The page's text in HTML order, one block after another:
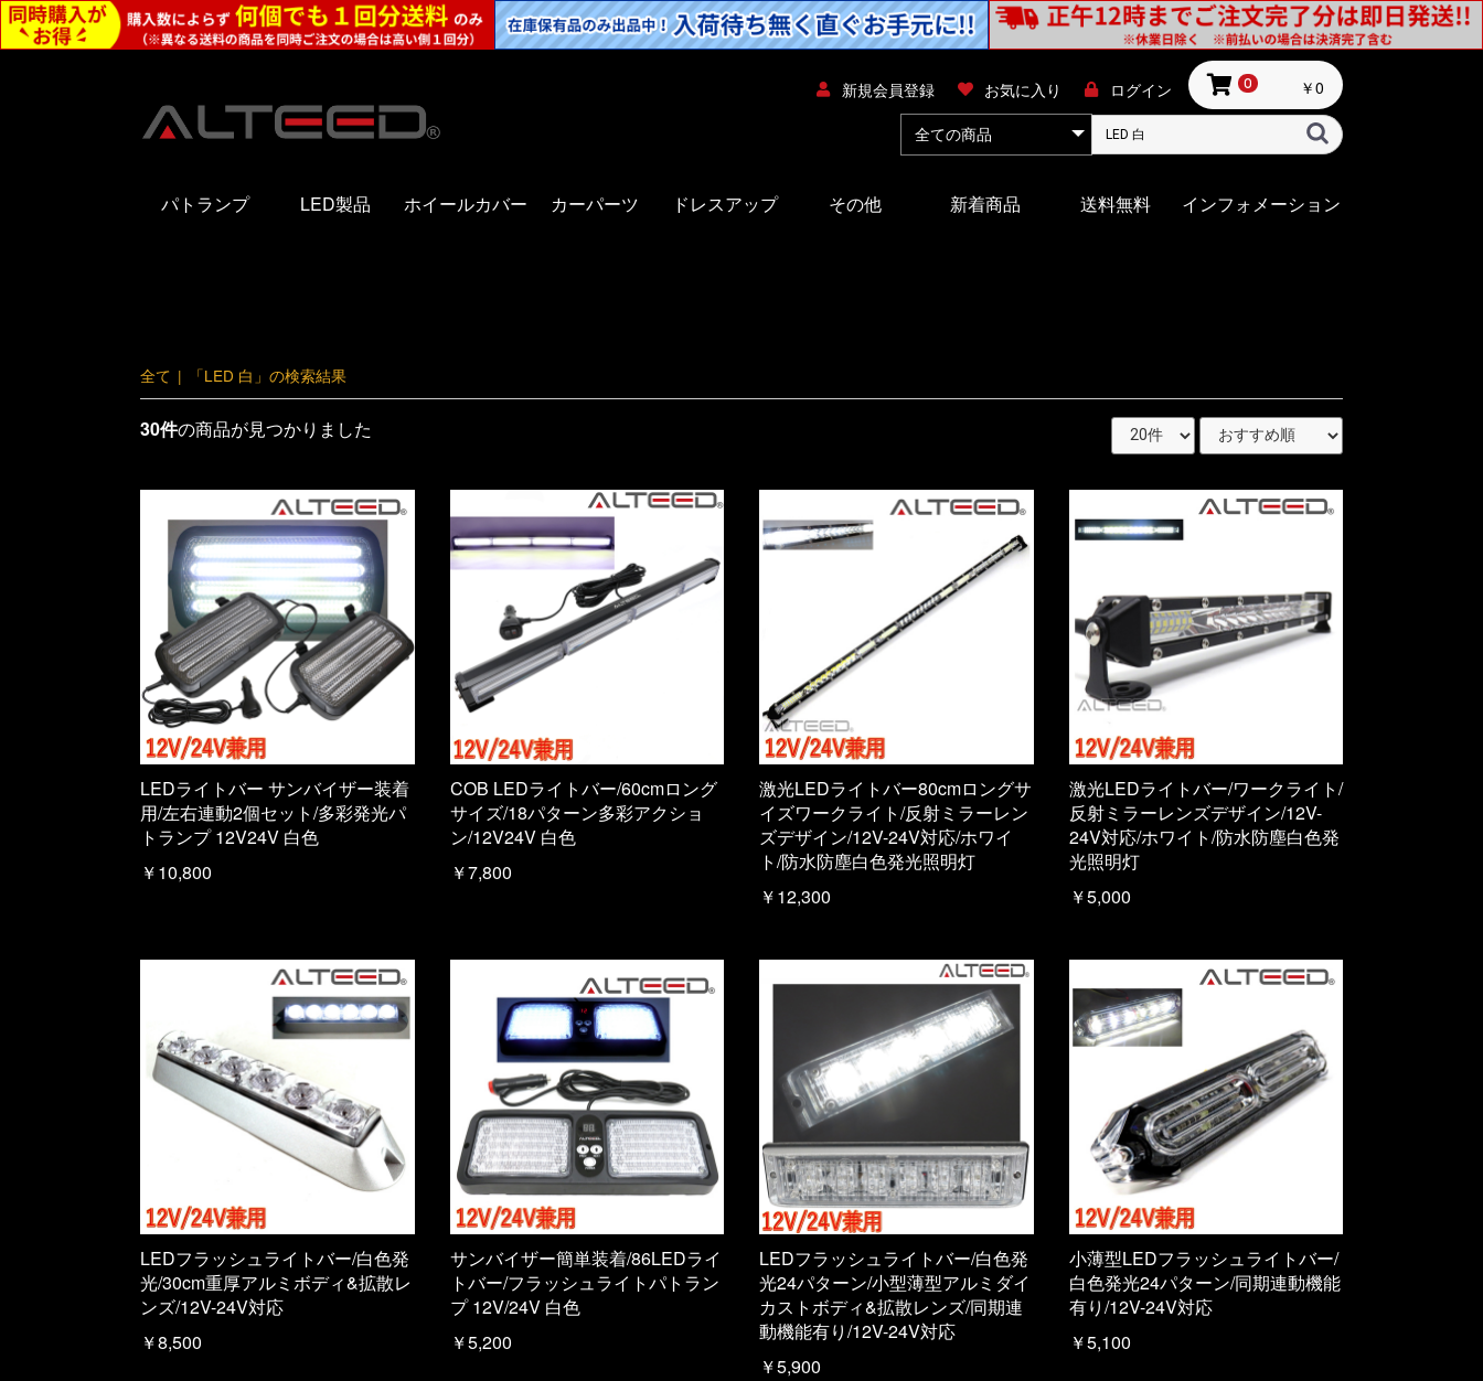
新規会員登録 お気に入り ログイン 0 ￥0
パトランプ LED製品 ホイールカバー カーパーツ ドレスアップ その他 新着商品 送料無料 インフォメーション
全て | 「LED 白」の検索結果
30件の商品が見つかりました
LEDライトバー サンバイザー装着
用/左右連動2個セット/多彩発光パ
トランプ 12V24V 白色
￥10,800
COB LEDライトバー/60cmロング
サイズ/18パターン多彩アクショ
ン/12V24V 白色
￥7,800
激光LEDライトバー80cmロングサ
イズワークライト/反射ミラーレン
ズデザイン/12V-24V対応/ホワイ
ト/防水防塵白色発光照明灯
￥12,300
激光LEDライトバー/ワークライト/
反射ミラーレンズデザイン/12V-
24V対応/ホワイト/防水防塵白色発
光照明灯
￥5,000
LEDフラッシュライトバー/白色発
光/30cm重厚アルミボディ&拡散レ
ンズ/12V-24V対応
￥8,500
サンバイザー簡単装着/86LEDライ
トバー/フラッシュライトパトラン
プ 12V/24V 白色
￥5,200
LEDフラッシュライトバー/白色発
光24パターン/小型薄型アルミダイ
カストボディ&拡散レンズ/同期連
動機能有り/12V-24V対応
￥5,900
小薄型LEDフラッシュライトバー/
白色発光24パターン/同期連動機能
有り/12V-24V対応
￥5,100